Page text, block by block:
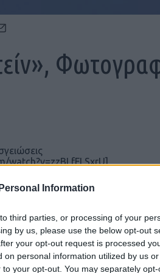
Information
third parties, or processing of your
by us, please use the below opt-out
your opt-out request is processed
personal information utilized by us
your opt-out. You may separately
watch?v=zzBLfFLSxrU]
στο Google News
όλες τις ειδήσεις.
flight.com.gr εκφράζουν τους